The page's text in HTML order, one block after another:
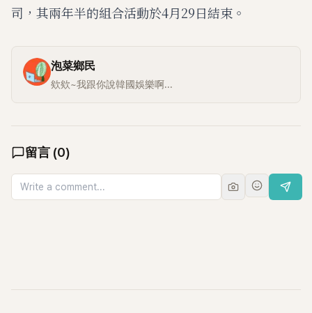
司，其兩年半的組合活動於4月29日結束。
泡菜鄉民
欸欸~我跟你說韓國娛樂啊...
留言 (0)